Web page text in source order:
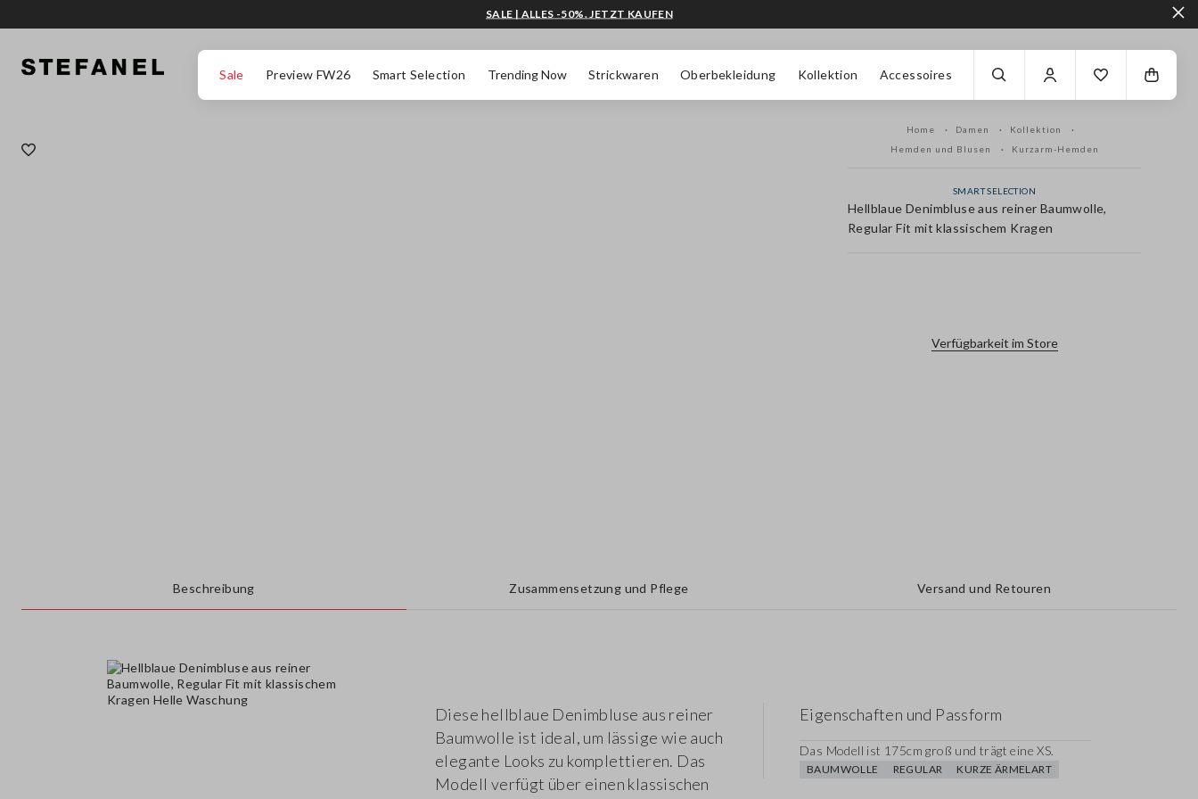
Sale Preview FW26 Smart Selection Trending Now Strickwaren Oberbekleidung Kollektion Accessoires
SALE | ALLES -50%. JETZT KAUFEN
Home Damen
Kollektion
Hemden und Blusen
Kurzarm-Hemden
SMART SELECTION
Hellblaue Denimbluse aus reiner Baumwolle,
Regular Fit mit klassischem Kragen
Verfügbarkeit im Store
Beschreibung Zusammensetzung und Pflege Versand und Retouren
Diese hellblaue Denimbluse aus reiner
Baumwolle ist ideal, um lässige wie auch
elegante Looks zu komplettieren. Das
Modell verfügt über einen klassischen
Eigenschaften und Passform
Das Modell ist 175cm groß und trägt eine XS.
BAUMWOLLE REGULAR KURZE ÄRMELART